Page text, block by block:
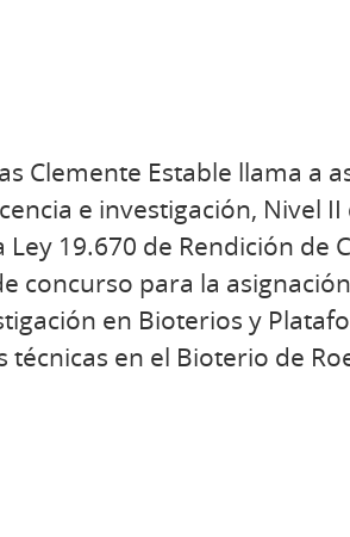
Clemente Estable llama a
e investigación, Nivel
19.670 de Rendición de
concurso para la
en Bioterios y
en el Bioterio de